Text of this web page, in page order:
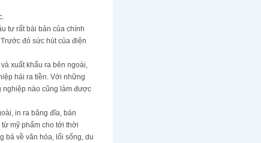
tư rất bài bản của chính
đó sức hút của điện
xuất khẩu ra bên ngoài,
hái ra tiền. Với những
nghiệp nào cũng làm được
in ra băng đĩa, bán
mỹ phẩm cho tới thời
bá về văn hóa, lối sống, du